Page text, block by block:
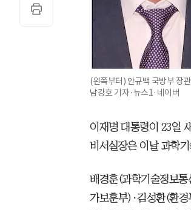
(왼쪽부터) 안규백 국방부 장
남강호 기자·뉴스1·네이버
이재명 대통령이 23일
비서실장은 이날 과학
배경훈(과학기술정보
가보훈부)·김성환(환